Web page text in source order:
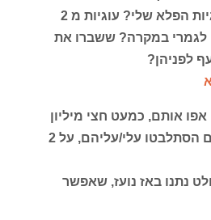
זוכרים את עוגיות הפלא שלי? עוגיות מ 2
לגמרי במקרה? ששברו את
לפניהן?
אותם, כמעט חצי מיליון
צפיות, סטנדאפיסטים הסתלבטו עלי/עליהם, על 2
נתנו באז נועז, שאפשר